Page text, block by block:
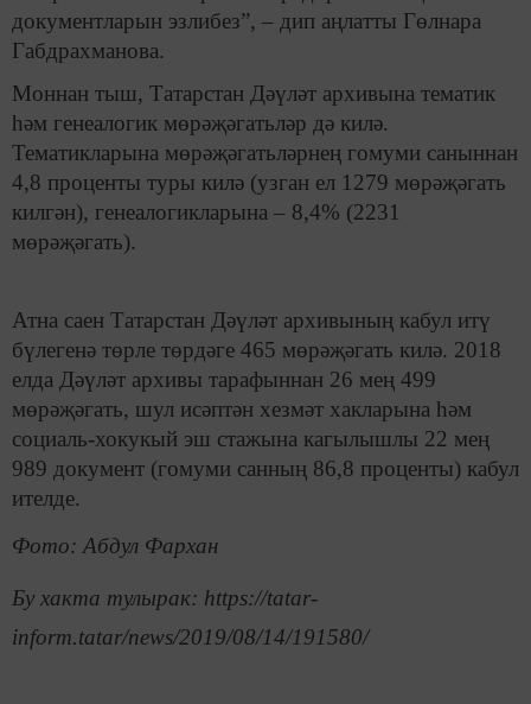
документларын эзлибез”, – дип аңлатты Гөлнара
Габдрахманова.
Моннан тыш, Татарстан Дәүләт архивына тематик
һәм генеалогик мөрәҗәгатьләр дә килә.
Тематикларына мөрәҗәгатьләрнең гомуми саныннан
4,8 проценты туры килә (узган ел 1279 мөрәҗәгать
килгән), генеалогикларына – 8,4% (2231
мөрәҗәгать).
Атна саен Татарстан Дәүләт архивының кабул итү
бүлегенә төрле төрдәге 465 мөрәҗәгать килә. 2018
елда Дәүләт архивы тарафыннан 26 мең 499
мөрәҗәгать, шул исәптән хезмәт хакларына һәм
социаль-хокукый эш стажына кагылышлы 22 мең
989 документ (гомуми санның 86,8 проценты) кабул
ителде.
Фото: Абдул Фархан
Бу хакта тулырак: https://tatar-
inform.tatar/news/2019/08/14/191580/